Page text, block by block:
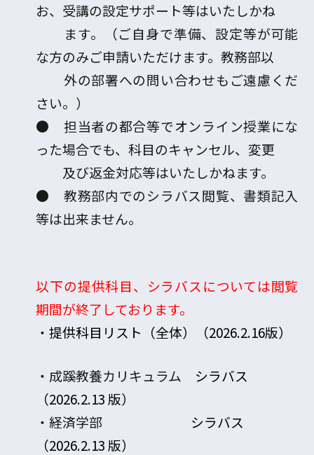
お、受講の設定サポート等はいたしかね
ます。（ご自身で準備、設定等が可能
な方のみご申請いただけます。教務部以
外の部署への問い合わせもご遠慮くだ
さい。 ）
● 担当者の都合等でオンライン授業にな
った場合でも、科目のキャンセル、変更
及び返金対応等はいたしかねます。
● 教務部内でのシラバス閲覧、書類記入
等は出来ません。
以下の提供科目、シラバスについては閲覧
期間が終了しております。
・提供科目リスト（全体）（2026.2.16版）
・成蹊教養カリキュラム シラバス
（2026.2.13 版）
・経済学部 シラバス
（2026.2.13 版）